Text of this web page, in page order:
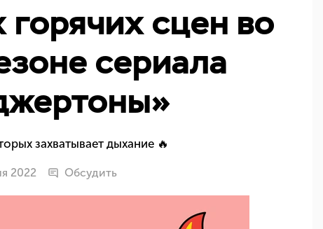
сцен во
сериала
захватывает дыхание 🔥
2022 Обсудить